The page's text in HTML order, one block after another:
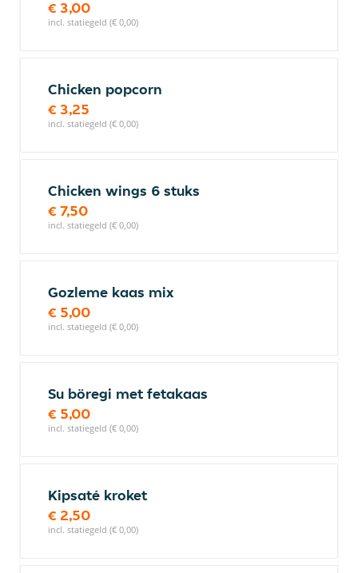
€ 3,00
incl. statiegeld (€ 0,00)
Chicken popcorn
€ 3,25
incl. statiegeld (€ 0,00)
Chicken wings 6 stuks
€ 7,50
incl. statiegeld (€ 0,00)
Gozleme kaas mix
€ 5,00
incl. statiegeld (€ 0,00)
Su böregi met fetakaas
€ 5,00
incl. statiegeld (€ 0,00)
Kipsaté kroket
€ 2,50
incl. statiegeld (€ 0,00)